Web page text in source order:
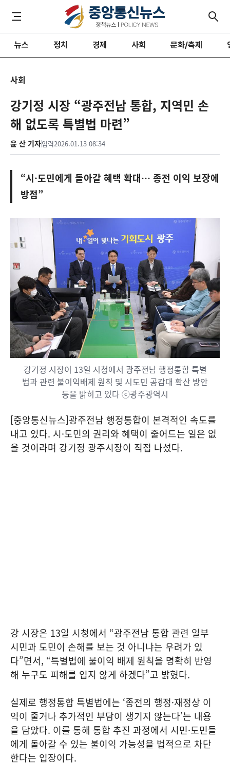
뉴스 정치 경제 사회 문화/축제
사회
강기정 시장 “광주전남 통합, 지역민 손
해 없도록 특별법 마련”
윤 산 기자입력2026.01.13 08:34
“시·도민에게 돌아갈 혜택 확대… 종전 이익 보장에
방점”
강기정 시장이 13일 시청에서 광주전남 행정통합 특별
법과 관련 불이익배제 원칙 및 시도민 공감대 확산 방안
등을 밝히고 있다 ⓒ광주광역시
[중앙통신뉴스]광주전남 행정통합이 본격적인 속도를
내고 있다. 시·도민의 권리와 혜택이 줄어드는 일은 없
을 것이라며 강기정 광주시장이 직접 나섰다.
강 시장은 13일 시청에서 “광주전남 통합 관련 일부
시민과 도민이 손해를 보는 것 아니냐는 우려가 있
다”면서, “특별법에 불이익 배제 원칙을 명확히 반영
해 누구도 피해를 입지 않게 하겠다”고 밝혔다.
실제로 행정통합 특별법에는 ‘종전의 행정·재정상 이
익이 줄거나 추가적인 부담이 생기지 않는다’는 내용
을 담았다. 이를 통해 통합 추진 과정에서 시민·도민들
에게 돌아갈 수 있는 불이익 가능성을 법적으로 차단
한다는 입장이다.